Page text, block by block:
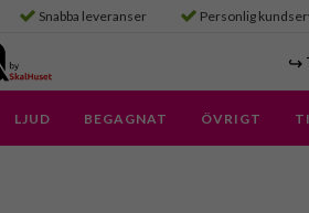
Snabba leveranser Personlig
↪️
LJUD BEGAGNAT ÖVRIGT